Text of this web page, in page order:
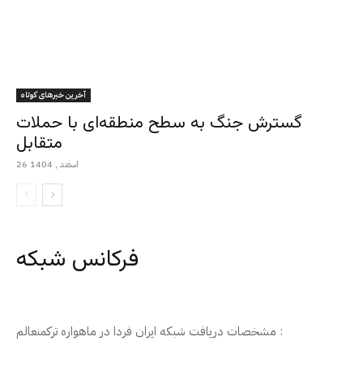
آخرین خبرهای کوتاه
گسترش جنگ به سطح منطقه‌ای با حملات
متقابل
26 اسفند , 1404
فرکانس شبکه
مشخصات دریافت شبکه ایران فردا در ماهواره ترکمنعالم :